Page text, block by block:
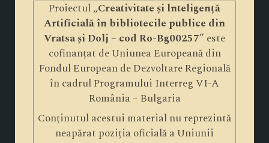
Proiectul „Creativitate și lnteligență
Artificială în bibliotecile publice din
Vratsa și Dolj – cod Ro-Bg00257” este
cofinanțat de Uniunea Europeană din
Fondul European de Dezvoltare Regională
în cadrul Programului Interreg VI-A
România – Bulgaria
Conținutul acestui material nu reprezintă
neapărat poziția oficială a Uniunii